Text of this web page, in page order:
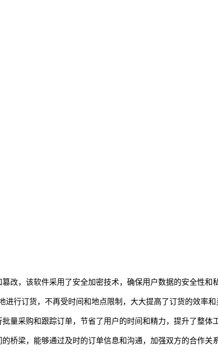
改，该软件采用了安全加密技术，确保用户数据的安全性和
进行订货，不再受时间和地点限制，大大提高了订货的效率
量采购和跟踪订单，节省了用户的时间和精力，提升了整体
桥梁，能够通过及时的订单信息和沟通，加强双方的合作关